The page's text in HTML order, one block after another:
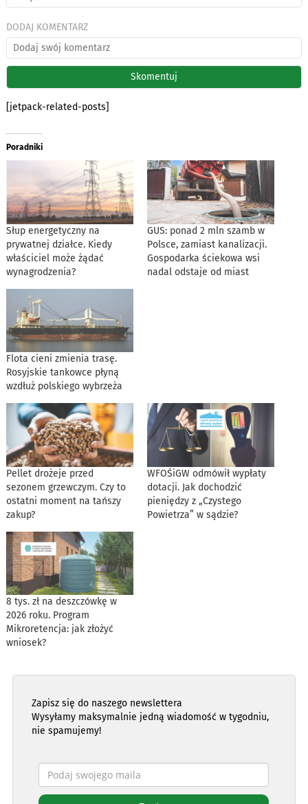
DODAJ KOMENTARZ
[jetpack-related-posts]
Poradniki
Słup energetyczny na
prywatnej działce. Kiedy
właściciel może żądać
wynagrodzenia?
GUS: ponad 2 mln szamb w
Polsce, zamiast kanalizacji.
Gospodarka ściekowa wsi
nadal odstaje od miast
Flota cieni zmienia trasę.
Rosyjskie tankowce płyną
wzdłuż polskiego wybrzeża
Pellet drożeje przed
sezonem grzewczym. Czy to
ostatni moment na tańszy
zakup?
WFOŚiGW odmówił wypłaty
dotacji. Jak dochodzić
pieniędzy z „Czystego
Powietrza” w sądzie?
8 tys. zł na deszczówkę w
2026 roku. Program
Mikroretencja: jak złożyć
wniosek?
Zapisz się do naszego newslettera
Wysyłamy maksymalnie jedną wiadomość w tygodniu,
nie spamujemy!